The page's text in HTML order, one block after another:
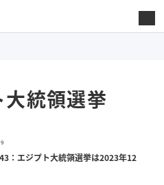
統領選挙
：エジプト大統領選挙は2023年12